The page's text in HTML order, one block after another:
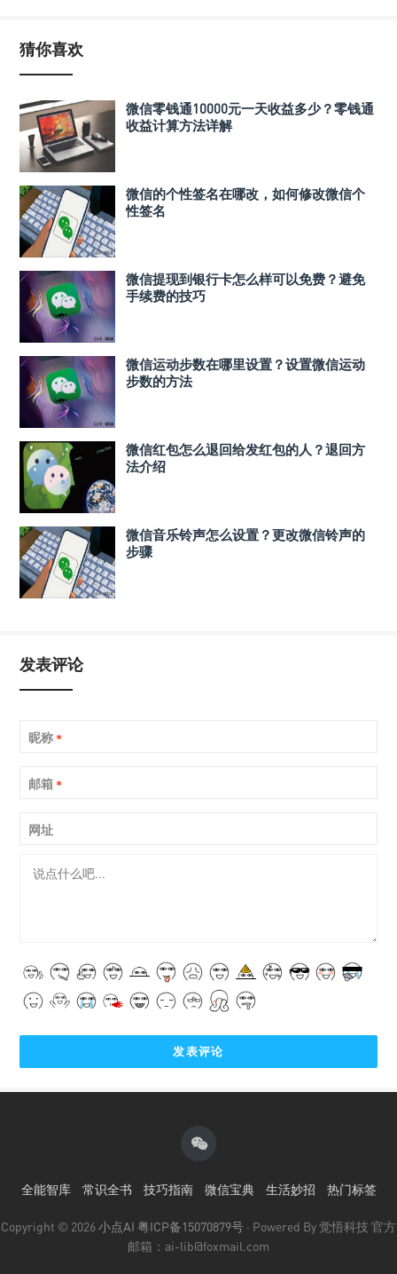
猜你喜欢
微信零钱通10000元一天收益多少？零钱通
收益计算方法详解
微信的个性签名在哪改，如何修改微信个
性签名
微信提现到银行卡怎么样可以免费？避免
手续费的技巧
微信运动步数在哪里设置？设置微信运动
步数的方法
微信红包怎么退回给发红包的人？退回方
法介绍
微信音乐铃声怎么设置？更改微信铃声的
步骤
发表评论
昵称 *
邮箱 *
网址
全能智库 常识全书 技巧指南 微信宝典 生活妙招 热门标签
Copyright © 2026小点AI 粤ICP备15070879号 · Powered By 觉悟科技 官方
邮箱：ai-lib@foxmail.com